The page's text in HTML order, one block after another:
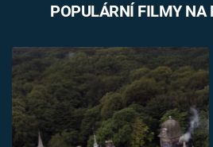
POPULÁRNÍ FILMY NA